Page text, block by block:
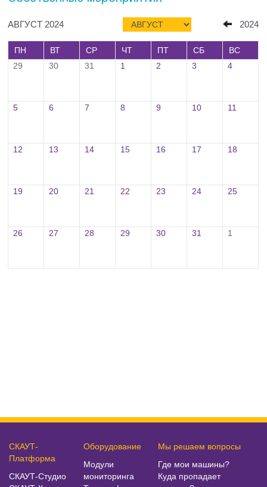
АВГУСТ 2024 2024
ПН ВТ СР ЧТ ПТ СБ
ВС
29
30 31 1 2 3 4
5 6 7 8 9 10 11
12 13 14 15 16 17 18
19 20 21 22 23 24 25
26 27 28 29 30 31 1
СКАУТ-
Платформа
СКАУТ-Студио
Оборудование
Модули
мониторинга
Мы решаем вопросы
Где мои машины?
Куда пропадает